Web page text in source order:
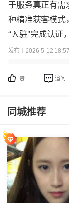
于服务真正有需
种精准获客模式
“入驻”完成认证
发布于2026-5-12
赞 追问
同城推荐